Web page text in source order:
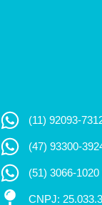
(11) 92093-
(47) 93300-
(51) 3066-
CNPJ: